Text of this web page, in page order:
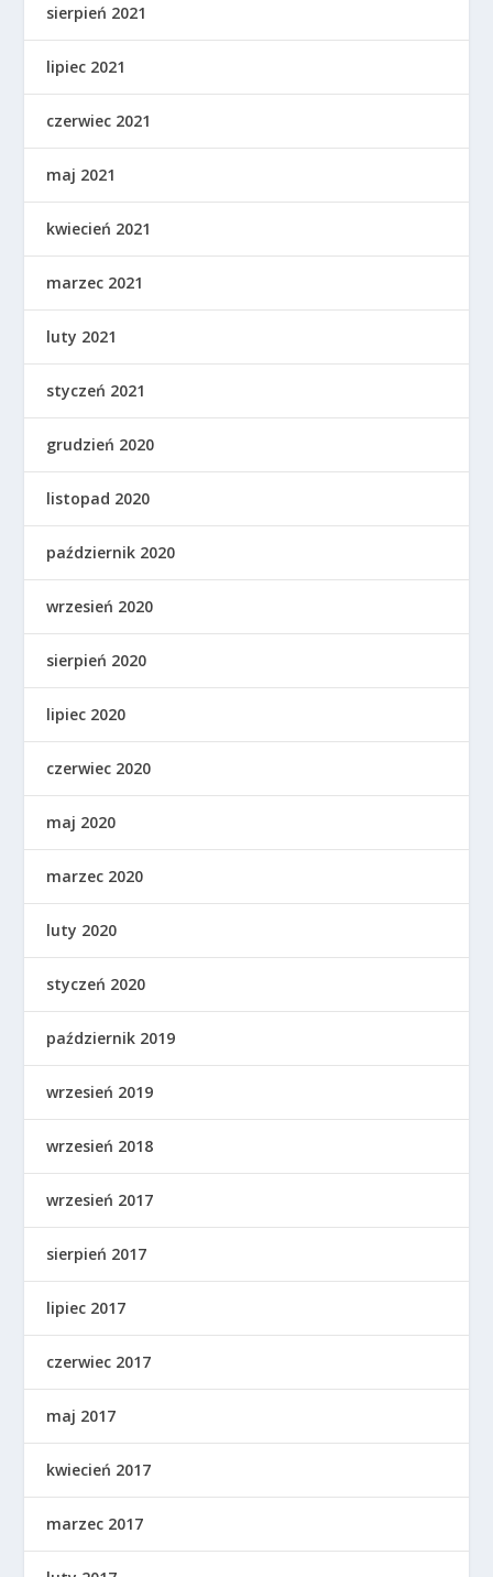
sierpień 2021
lipiec 2021
czerwiec 2021
maj 2021
kwiecień 2021
marzec 2021
luty 2021
styczeń 2021
grudzień 2020
listopad 2020
październik 2020
wrzesień 2020
sierpień 2020
lipiec 2020
czerwiec 2020
maj 2020
marzec 2020
luty 2020
styczeń 2020
październik 2019
wrzesień 2019
wrzesień 2018
wrzesień 2017
sierpień 2017
lipiec 2017
czerwiec 2017
maj 2017
kwiecień 2017
marzec 2017